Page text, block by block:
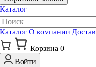
Каталог
Каталог О компании
Корзина 0
Войти